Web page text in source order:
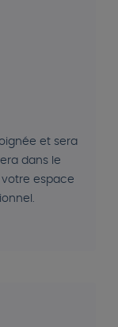
et sera
dans le
votre espace